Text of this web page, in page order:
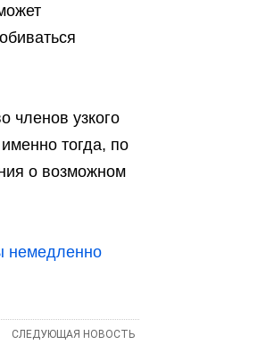
членов узкого
тогда, по
о возможном
немедленно
СЛЕДУЮЩАЯ НОВОСТЬ